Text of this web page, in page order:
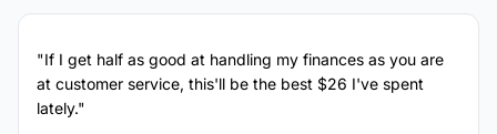
"If I get half as good at handling my finances as you are
at customer service, this'll be the best $26 I've spent
lately."